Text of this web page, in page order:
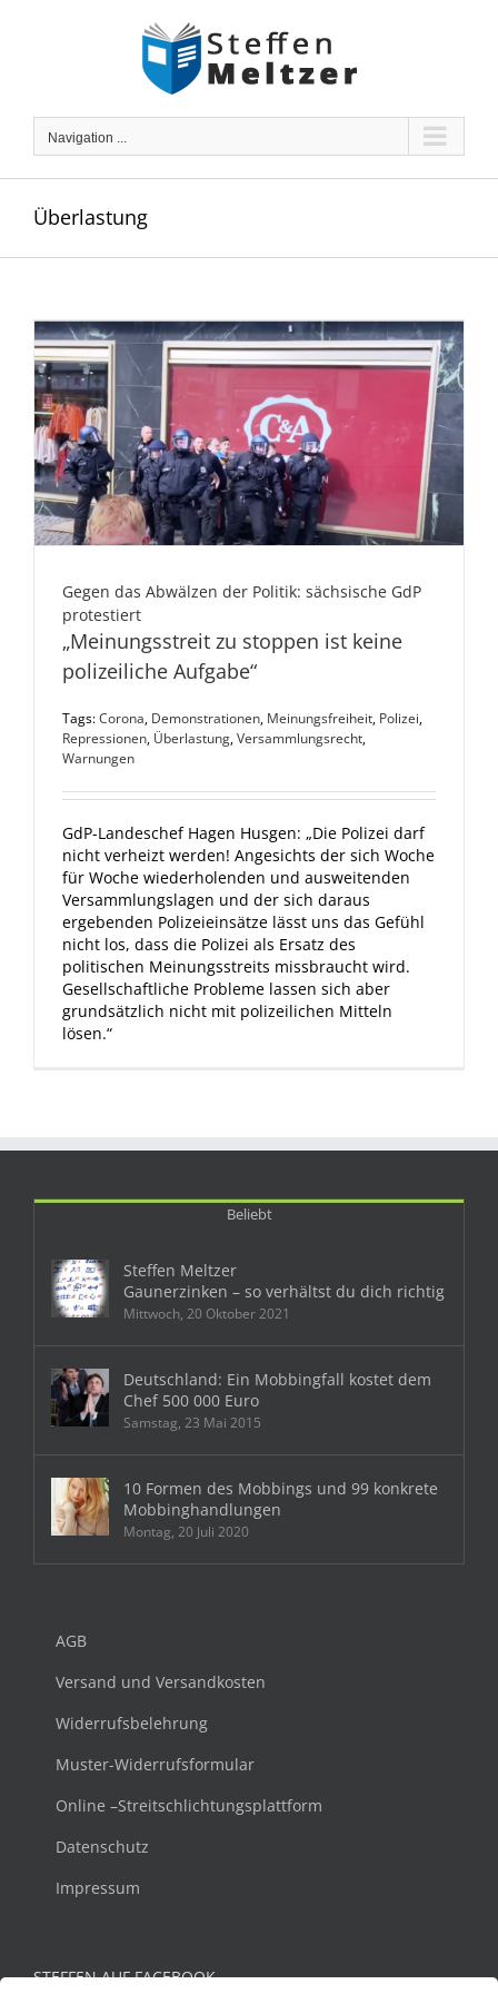
Navigation ...
Überlastung
Gegen das Abwälzen der Politik: sächsische GdP
protestiert
„Meinungsstreit zu stoppen ist keine
polizeiliche Aufgabe“
Tags:Corona, Demonstrationen, Meinungsfreiheit, Polizei,
Repressionen, Überlastung,Versammlungsrecht,
Warnungen
GdP-Landeschef Hagen Husgen: „Die Polizei darf
nicht verheizt werden! Angesichts der sich Woche
für Woche wiederholenden und ausweitenden
Versammlungslagen und der sich daraus
ergebenden Polizeieinsätze lässt uns das Gefühl
nicht los, dass die Polizei als Ersatz des
politischen Meinungsstreits missbraucht wird.
Gesellschaftliche Probleme lassen sich aber
grundsätzlich nicht mit polizeilichen Mitteln
lösen.“
Beliebt
Steffen Meltzer
Gaunerzinken – so verhältst du dich richtig
Mittwoch, 20 Oktober 2021
Deutschland: Ein Mobbingfall kostet dem
Chef 500 000 Euro
Samstag, 23 Mai 2015
10 Formen des Mobbings und 99 konkrete
Mobbinghandlungen
Montag, 20 Juli 2020
AGB
Versand und Versandkosten
Widerrufsbelehrung
Muster-Widerrufsformular
Online –Streitschlichtungsplattform
Datenschutz
Impressum
STEFFEN AUF FACEBOOK